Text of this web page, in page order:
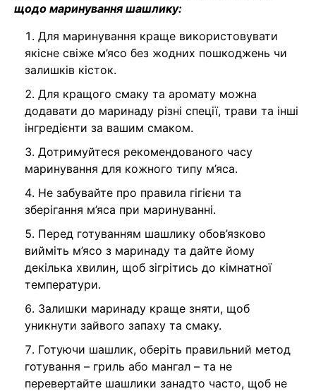
щодо маринування шашлику:
Для маринування краще використовувати
якісне свіже м’ясо без жодних пошкоджень чи
залишків кісток.
Для кращого смаку та аромату можна
додавати до маринаду різні спеції, трави та інші
інгредієнти за вашим смаком.
Дотримуйтеся рекомендованого часу
маринування для кожного типу м’яса.
Не забувайте про правила гігієни та
зберігання м’яса при маринуванні.
Перед готуванням шашлику обов’язково
вийміть м’ясо з маринаду та дайте йому
декілька хвилин, щоб зігрітись до кімнатної
температури.
Залишки маринаду краще зняти, щоб
уникнути зайвого запаху та смаку.
Готуючи шашлик, оберіть правильний метод
готування – гриль або мангал – та не
перевертайте шашлики занадто часто, щоб не